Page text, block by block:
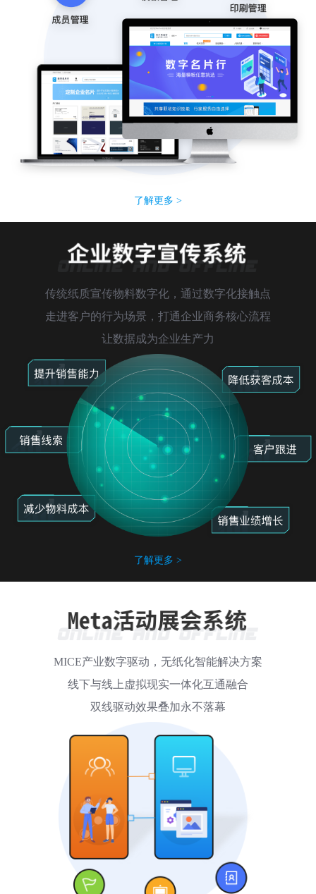
了解更多 >
传统纸质宣传物料数字化，通过数字化接触点
走进客户的行为场景，打通企业商务核心流程
让数据成为企业生产力
了解更多 >
MICE产业数字驱动，无纸化智能解决方案
线下与线上虚拟现实一体化互通融合
双线驱动效果叠加永不落幕